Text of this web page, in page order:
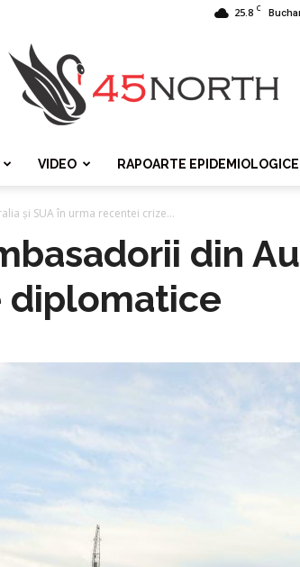
25.8 C
VIDEO RAPOARTE EPIDEMIOLOGICE
și SUA în urma recentei crize...
din
diplomatice